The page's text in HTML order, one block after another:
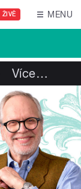
ŽIVĚ MENU
Více…